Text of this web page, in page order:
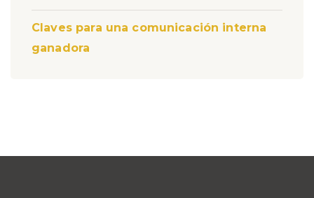
Claves para una comunicación interna
ganadora